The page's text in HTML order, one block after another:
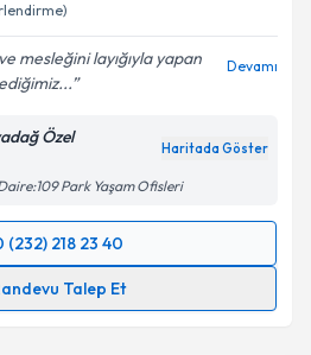
işlenmesine ilişkin
ve kişisel verilerimin belirtilen
kabul ediyorum.
Talebini Gönder
mesleğini layığıyla yapan
Devamı
Özel
Haritada Göster
Park Yaşam Ofisleri
(232) 218 23 40
Talep Et
Talebi